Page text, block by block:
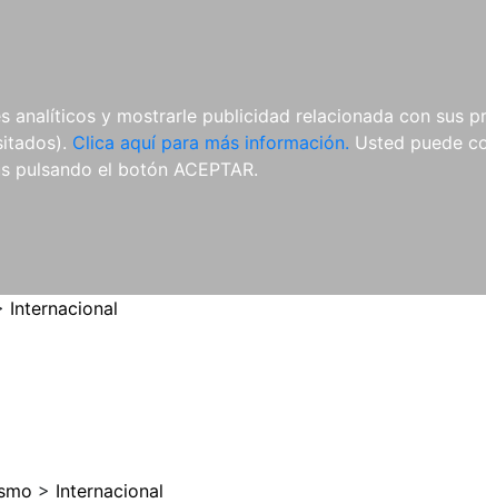
y mostrarle publicidad relacionada con sus
Clica aquí para más información. Usted puede
pulsando el botón ACEPTAR.
REVISTAS
CDS Y
DVDS
MATERIAL
COMPLEMENTARIO
Internacional
> Internacional